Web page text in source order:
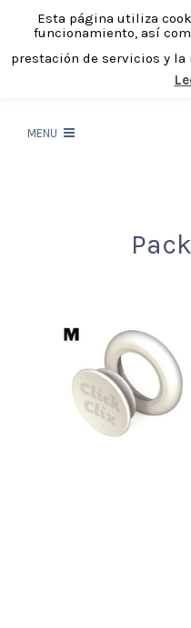
MENU
Esta página utiliza
funcionamiento, así
prestación de servicios y la